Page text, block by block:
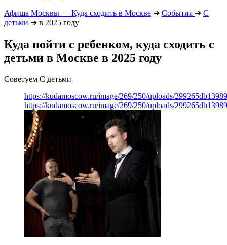
Афиша Москвы — Куда сходить в Москве ➔ События ➔ С
детьми ➔ в 2025 году
Куда пойти с ребенком, куда сходить с
детьми в Москве в 2025 году
Советуем С детьми
https://kudamoscow.ru/image/269/250/uploads/
https://kudamoscow.ru/image/269/250/uploads/